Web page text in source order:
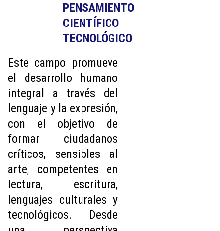
PENSAMIENTO
CIENTÍFICO
TECNOLÓGICO
Este campo promueve
el desarrollo humano
integral a través del
lenguaje y la expresión,
con el objetivo de
formar ciudadanos
críticos, sensibles al
arte, competentes en
lectura, escritura,
lenguajes culturales y
tecnológicos. Desde